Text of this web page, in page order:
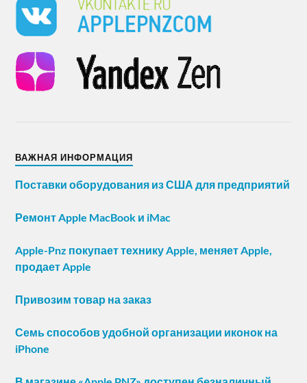
ВАЖНАЯ ИНФОРМАЦИЯ
Поставки оборудования из США для предприятий
Ремонт Apple MacBook и iMac
Apple-Pnz покупает технику Apple, меняет Apple,
продает Apple
Привозим товар на заказ
Семь способов удобной организации иконок на
iPhone